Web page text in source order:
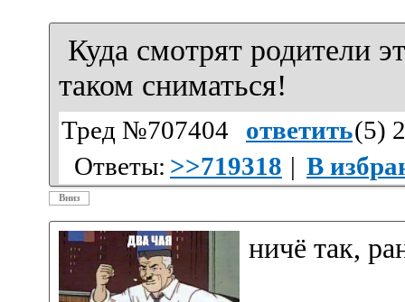
Куда смотрят родители
таком сниматься!
Тред №707404 ответить(5)
Ответы: >>719318 | В
Вниз
ничё так,